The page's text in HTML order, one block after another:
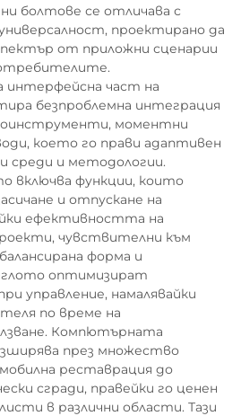
болтове се отличава с
проектирано да
от приложни сценарии
част на
безпроблемна интеграция
моментни
което го прави адаптивен
среди и методологии.
включва функции, които
и отпускане на
ефективността на
чувствителни към
форма и
оптимизират
управление, намалявайки
по време на
Компютърната
през множество
реставрация до
сгради, правейки го ценен
в различни области. Тази